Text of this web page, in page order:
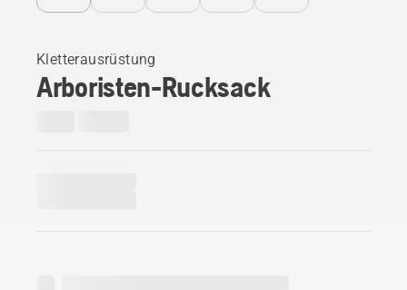
Kletterausrüstung
Arboristen-Rucksack